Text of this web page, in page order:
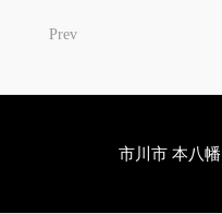
Prev
市川市 本八